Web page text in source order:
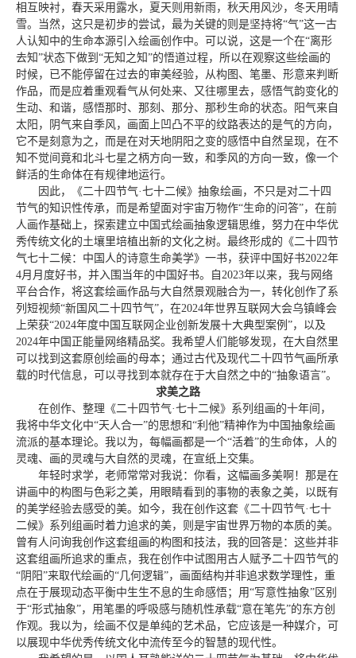
相互映衬，春天采用露水，夏天则用新雨，秋天用风沙，冬天用晴
雪。当然，这只是初步的尝试，最为关键的则是坚持将“气”这一古
人认知中的生命本源引入绘画创作中。可以说，这是一个在“离形
去知”状态下做到“无知之知”的悟道过程，所以在观察这些绘画的
时候，已不能停留在过去的审美经验，从构图、笔墨、形意来判断
作品，而是应着重观看气从何处来、又往哪里去，感悟气韵变化的
生动、和谐，感悟那时、那刻、那分、那秒生命的状态。阳气来自
太阳，阴气来自季风，画面上凹凸不平的纹路表达的是气的方向，
它不是刻意为之，而是在对天地阴阳之变的感悟中自然呈现，在不
知不觉间竟和北斗七星之柄方向一致，和季风的方向一致，像一个
鲜活的生命体在有规律地运行。
因此，《二十四节气·七十二候》抽象绘画，不只是对二十四
节气的知识性传承，而是希望面对宇宙万物作“生命的问答”，在前
人画作基础上，探索建立中国式绘画抽象逻辑思维，努力在中华优
秀传统文化的土壤里培植出新的文化之树。最终形成的《二十四节
气七十二候：中国人的诗意生命美学》一书，获评中国好书2022年
4月月度好书，并入围当年的中国好书。自2023年以来，我与网络
平台合作，将这套绘画作品与大自然景观融合为一，转化创作了系
列短视频“新国风二十四节气”，在2024年世界互联网大会乌镇峰会
上荣获“2024年度中国互联网企业创新发展十大典型案例”，以及
2024年中国正能量网络精品奖。我希望人们能够发现，在大自然里
可以找到这套原创绘画的母本；通过古代及现代二十四节气画所承
载的时代信息，可以寻找到本就存在于大自然之中的“抽象语言”。
求美之路
在创作、整理《二十四节气·七十二候》系列组画的十年间，
我将中华文化中“天人合一”的思想和“利他”精神作为中国抽象绘画
流派的基本理论。我以为，每幅画都是一个“活着”的生命体，人的
灵魂、画的灵魂与大自然的灵魂，在宣纸上交集。
年轻时求学，老师常常对我说：你看，这幅画多美啊！那是在
讲画中的构图与色彩之美，用眼睛看到的事物的表象之美，以既有
的美学经验去感受的美。如今，我在创作这套《二十四节气·七十
二候》系列组画时着力追求的美，则是宇宙世界万物的本质的美。
曾有人问询我创作这套组画的构图和技法，我的回答是：这些并非
这套组画所追求的重点，我在创作中试图用古人赋予二十四节气的
“阴阳”来取代绘画的“几何逻辑”，画面结构并非追求数学理性，重
点在于展现动态平衡中生生不息的生命感悟；用“写意性抽象”区别
于“形式抽象”，用笔墨的呼吸感与随机性承载“意在笔先”的东方创
作观。我以为，绘画不仅是单纯的艺术品，它应该是一种媒介，可
以展现中华优秀传统文化中流传至今的智慧的现代性。